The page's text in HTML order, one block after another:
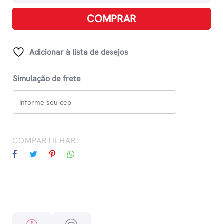
A4
Com
Folhas
quantidade
COMPRAR
Adicionar à lista de desejos
Simulação de frete
COMPARTILHAR: